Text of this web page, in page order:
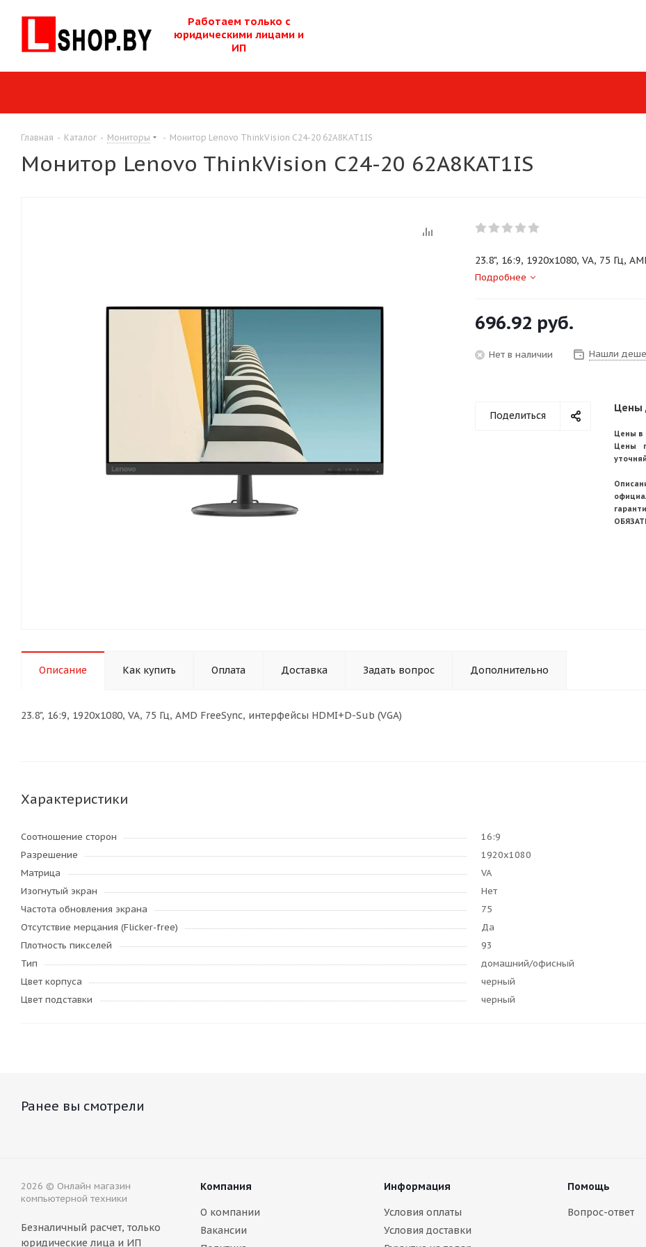
Работаем только с
юридическими лицами и
ИП
Главная - Каталог - Мониторы - Монитор Lenovo ThinkVision C24-20 62A8KAT1IS
Монитор Lenovo ThinkVision C24-20 62A8KAT1IS
23.8", 16:9, 1920x1080, VA, 75 Гц,
Подробнее
696.92 руб.
Нет в наличии Нашли
Поделиться
Цены
Цены в
Цены
Описание Как купить Оплата Доставка Задать вопрос Дополнительно
23.8", 16:9, 1920x1080, VA, 75 Гц, AMD FreeSync, интерфейсы HDMI+D-Sub (VGA)
Характеристики
Соотношение сторон
16:9
Разрешение
1920x1080
Матрица
VA
Изогнутый экран
Нет
Частота обновления экрана
75
Отсутствие мерцания (Flicker-free)
Да
Плотность пикселей
93
Тип
домашний/офисный
Цвет корпуса
черный
Цвет подставки
черный
Ранее вы смотрели
2026 © Онлайн магазин
компьютерной техники
Безналичный расчет, только
юридические лица и ИП
Компания
О компании
Вакансии
Информация
Условия оплаты
Условия доставки
Помощь
Вопрос-ответ